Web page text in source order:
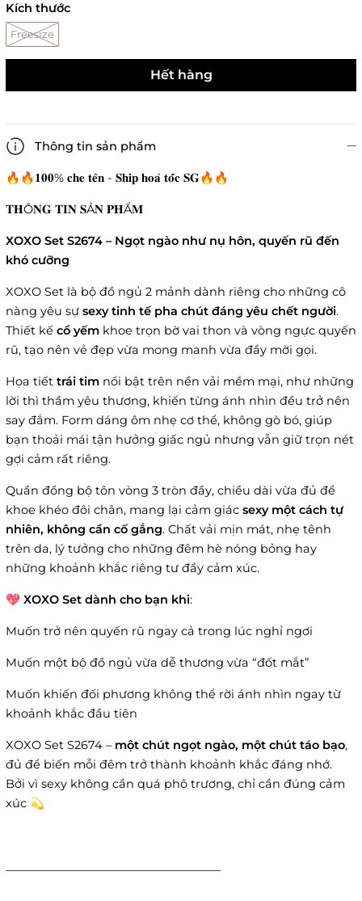
Kích thước
Freesize
Hết hàng
Thông tin sản phẩm
🔥🔥𝟏𝟎𝟎% 𝐜𝐡𝐞 𝐭𝐞̂𝐧 - 𝐒𝐡𝐢𝐩 𝐡𝐨𝐚̉ 𝐭𝐨̂́𝐜 𝐒𝐆🔥🔥
𝐓𝐇Ô𝐍𝐆 𝐓𝐈𝐍 𝐒Ả𝐍 𝐏𝐇Ẩ𝐌
XOXO Set S2674 – Ngọt ngào như nụ hôn, quyến rũ đến
khó cưỡng
XOXO Set là bộ đồ ngủ 2 mảnh dành riêng cho những cô
nàng yêu sự sexy tinh tế pha chút đáng yêu chết người.
Thiết kế cổ yếm khoe trọn bờ vai thon và vòng ngực quyến
rũ, tạo nên vẻ đẹp vừa mong manh vừa đầy mời gọi.
Họa tiết trái tim nổi bật trên nền vải mềm mại, như những
lời thì thầm yêu thương, khiến từng ánh nhìn đều trở nên
say đắm. Form dáng ôm nhẹ cơ thể, không gò bó, giúp
bạn thoải mái tận hưởng giấc ngủ nhưng vẫn giữ trọn nét
gợi cảm rất riêng.
Quần đồng bộ tôn vòng 3 tròn đầy, chiều dài vừa đủ để
khoe khéo đôi chân, mang lại cảm giác sexy một cách tự
nhiên, không cần cố gắng. Chất vải mịn mát, nhẹ tênh
trên da, lý tưởng cho những đêm hè nóng bỏng hay
những khoảnh khắc riêng tư đầy cảm xúc.
💖 XOXO Set dành cho bạn khi:
Muốn trở nên quyến rũ ngay cả trong lúc nghỉ ngơi
Muốn một bộ đồ ngủ vừa dễ thương vừa “đốt mắt”
Muốn khiến đối phương không thể rời ánh nhìn ngay từ
khoảnh khắc đầu tiên
XOXO Set S2674 – một chút ngọt ngào, một chút táo bạo,
đủ để biến mỗi đêm trở thành khoảnh khắc đáng nhớ.
Bởi vì sexy không cần quá phô trương, chỉ cần đúng cảm
xúc 💫